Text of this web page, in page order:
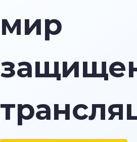
мир